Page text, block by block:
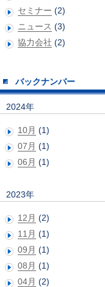
セミナー (2)
ニュース (3)
協力会社 (2)
バックナンバー
2024年
10月 (1)
07月 (1)
06月 (1)
2023年
12月 (2)
11月 (1)
09月 (1)
08月 (1)
04月 (2)